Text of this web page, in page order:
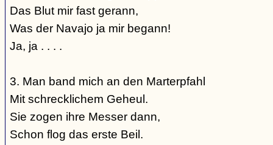
Das Blut mir fast gerann,
Was der Navajo ja mir begann!
Ja, ja . . . .
3. Man band mich an den Marterpfahl
Mit schrecklichem Geheul.
Sie zogen ihre Messer dann,
Schon flog das erste Beil.